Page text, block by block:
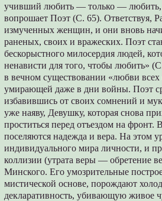
учивший любить — только —
вопрошает Поэт (С. 65). Ответствуя,
измученных женщин, и они вновь
раненых, своих и вражеских. Поэт
бескорыстного милосердия людей,
ненависти для того, чтобы любить»
в вечном существовании «любви всех
умирающей даже в дни войны. Поэт
избавившись от своих сомнений и
уже наяву, Девушку, которая снова
проститься перед отъездом на фронт.
поселяются надежда и вера. На этом
индивидуального мира личности, и
коллизии (утрата веры — обретение
Минского. Его умозрительные
мистической основе, порождают
декларативность, убивающую живое